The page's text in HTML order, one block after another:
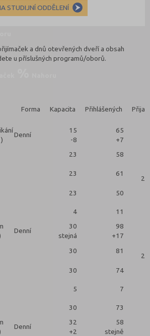
STUDIJNÍ ODDĚLENÍ
a dnů otevřených dveří a obsah
u příslušných programů/oborů.
Forma Kapacita Přihlášených
Denní
15
-8
65
+7
23 58
23 61
2
23 50
4 11
Denní
30
stejná
98
+17
30 81
2
30 74
5 7
30 73
Denní
32
+2
58
stejně